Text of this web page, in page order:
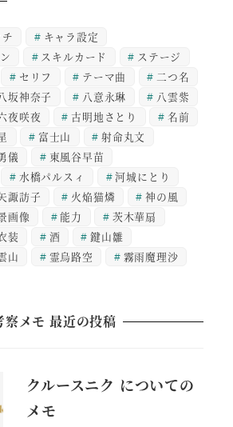
キャラ設定
スキルカード
ステージ
セリフ テーマ曲
二つ名
坂神奈子 八意永琳
八雲紫
夜咲夜 古明地さとり
名前
富士山
射命丸文
儀
東風谷早苗
水橋パルスィ
河城にとり
諏訪子 火焔猫燐
神の風
画像 能力
茨木華扇
装 酒
鍵山雛
山 霊烏路空
霧雨魔理沙
察メモ 最近の投稿
クルースニク についての
メモ